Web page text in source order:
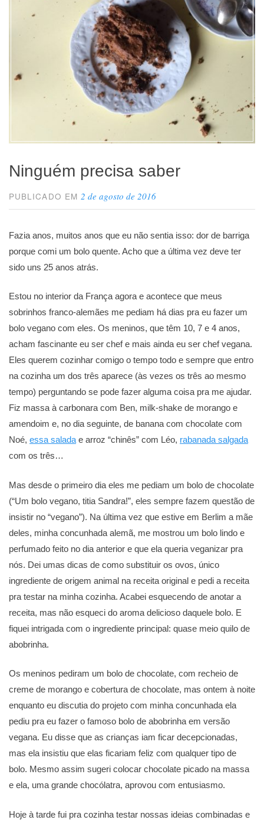
Ninguém precisa saber
PUBLICADO EM 2 de agosto de 2016
Fazia anos, muitos anos que eu não sentia isso: dor de barriga
porque comi um bolo quente. Acho que a última vez deve ter
sido uns 25 anos atrás.
Estou no interior da França agora e acontece que meus
sobrinhos franco-alemães me pediam há dias pra eu fazer um
bolo vegano com eles. Os meninos, que têm 10, 7 e 4 anos,
acham fascinante eu ser chef e mais ainda eu ser chef vegana.
Eles querem cozinhar comigo o tempo todo e sempre que entro
na cozinha um dos três aparece (às vezes os três ao mesmo
tempo) perguntando se pode fazer alguma coisa pra me ajudar.
Fiz massa à carbonara com Ben, milk-shake de morango e
amendoim e, no dia seguinte, de banana com chocolate com
Noé, essa salada e arroz “chinês” com Léo, rabanada salgada
com os três…
Mas desde o primeiro dia eles me pediam um bolo de chocolate
(“Um bolo vegano, titia Sandra!”, eles sempre fazem questão de
insistir no “vegano”). Na última vez que estive em Berlim a mãe
deles, minha concunhada alemã, me mostrou um bolo lindo e
perfumado feito no dia anterior e que ela queria veganizar pra
nós. Dei umas dicas de como substituir os ovos, único
ingrediente de origem animal na receita original e pedi a receita
pra testar na minha cozinha. Acabei esquecendo de anotar a
receita, mas não esqueci do aroma delicioso daquele bolo. E
fiquei intrigada com o ingrediente principal: quase meio quilo de
abobrinha.
Os meninos pediram um bolo de chocolate, com recheio de
creme de morango e cobertura de chocolate, mas ontem à noite
enquanto eu discutia do projeto com minha concunhada ela
pediu pra eu fazer o famoso bolo de abobrinha em versão
vegana. Eu disse que as crianças iam ficar decepcionadas,
mas ela insistiu que elas ficariam feliz com qualquer tipo de
bolo. Mesmo assim sugeri colocar chocolate picado na massa
e ela, uma grande chocólatra, aprovou com entusiasmo.
Hoje à tarde fui pra cozinha testar nossas ideias combinadas e